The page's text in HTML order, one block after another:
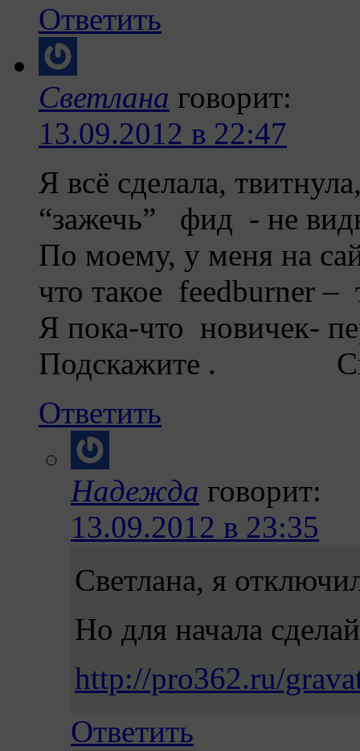
Ответить
Светлана говорит:
13.09.2012 в 22:47
Я всё сделала,
“зажечь” фид - не
По моему, у меня на
что такое feedburner –
Я пока-что новичек-
Подскажите .
Ответить
Надежда говорит:
13.09.2012 в 23:35
Светлана, я
Но для начала
http://pro362.ru/
Ответить